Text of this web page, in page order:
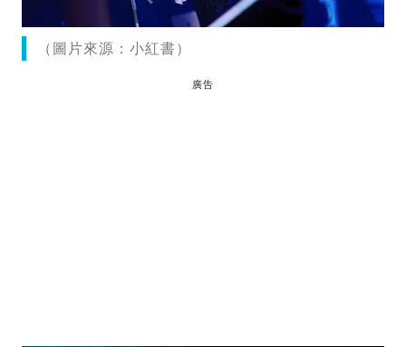
（圖片來源：小紅書）
廣告